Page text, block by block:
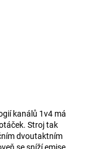
kanálů 1v4 má
Stroj tak
dvoutaktním
se sníží emise